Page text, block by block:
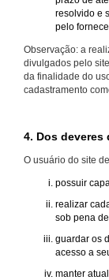
resolvido e
pelo
Observação: a
divulgados pelo
da finalidade do
cadastramento
4. Dos
O usuário do site
possuir
realizar
sob pena
guardar os
acesso a
manter